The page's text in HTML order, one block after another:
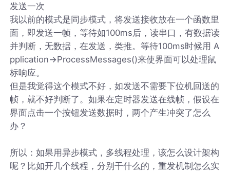
发送一次
我以前的模式是同步模式，将发送接收放在一个函数里
面，即发送一帧，等待如100ms后，读串口，有数据读
并判断，无数据，在发送，类推。等待100ms时候用 A
pplication->ProcessMessages()来使界面可以处理鼠
标响应。
但是我觉得这个模式不好，如发送不需要下位机回送的
帧，就不好判断了。如果在定时器发送在线帧，假设在
界面点击一个按钮发送数据时，两个产生冲突了怎么
办？
所以：如果用异步模式，多线程处理，该怎么设计架构
呢？比如开几个线程，分别干什么的，重发机制怎么实